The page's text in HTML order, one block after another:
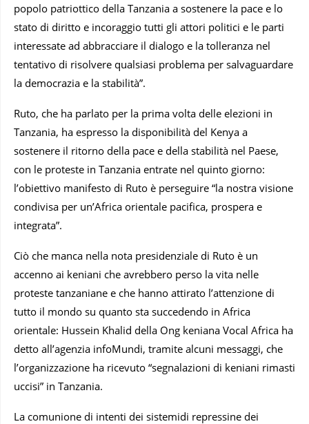
popolo patriottico della Tanzania a sostenere la pace e lo
stato di diritto e incoraggio tutti gli attori politici e le parti
interessate ad abbracciare il dialogo e la tolleranza nel
tentativo di risolvere qualsiasi problema per salvaguardare
la democrazia e la stabilità”.
Ruto, che ha parlato per la prima volta delle elezioni in
Tanzania, ha espresso la disponibilità del Kenya a
sostenere il ritorno della pace e della stabilità nel Paese,
con le proteste in Tanzania entrate nel quinto giorno:
l’obiettivo manifesto di Ruto è perseguire “la nostra visione
condivisa per un’Africa orientale pacifica, prospera e
integrata”.
Ciò che manca nella nota presidenziale di Ruto è un
accenno ai keniani che avrebbero perso la vita nelle
proteste tanzaniane e che hanno attirato l’attenzione di
tutto il mondo su quanto sta succedendo in Africa
orientale: Hussein Khalid della Ong keniana Vocal Africa ha
detto all’agenzia infoMundi, tramite alcuni messaggi, che
l’organizzazione ha ricevuto “segnalazioni di keniani rimasti
uccisi” in Tanzania.
La comunione di intenti dei sistemidi repressine dei